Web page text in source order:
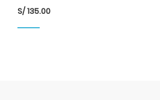
S/135.00